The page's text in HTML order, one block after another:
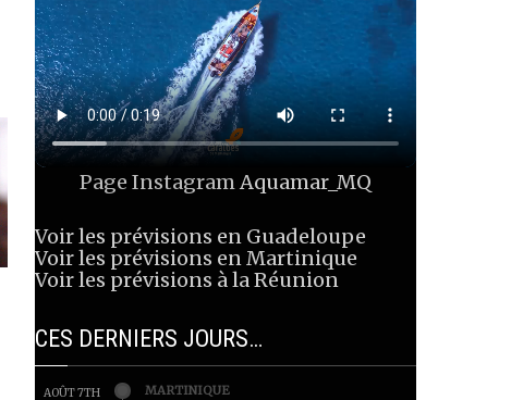
Page InstagramAquamar_MQ
Voir les prévisions en Guadeloupe
Voir les prévisions en Martinique
Voir les prévisions à la Réunion
CES DERNIERS JOURS…
AOÛT 7TH
MARTINIQUE